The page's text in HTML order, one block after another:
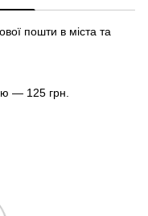
пошти в міста та
— 125 грн.